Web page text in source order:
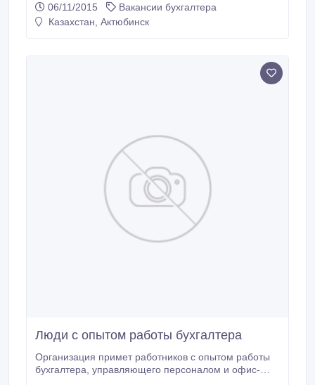
казахского и русского приветствуется..
06/11/2015
Вакансии бухгалтера
Казахстан, Актюбинск
Люди с опытом работы бухгалтера
Организация примет работников с опытом работы
бухгалтера, управляющего персоналом и офис-